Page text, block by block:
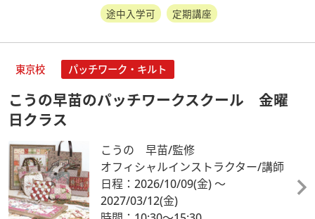
途中入学可 定期講座
東京校 パッチワーク・キルト
こうの早苗のパッチワークスクール 金曜
日クラス
こうの 早苗/監修
オフィシャルインストラクター/講師
日程：2026/10/09(金)～
2027/03/12(金)